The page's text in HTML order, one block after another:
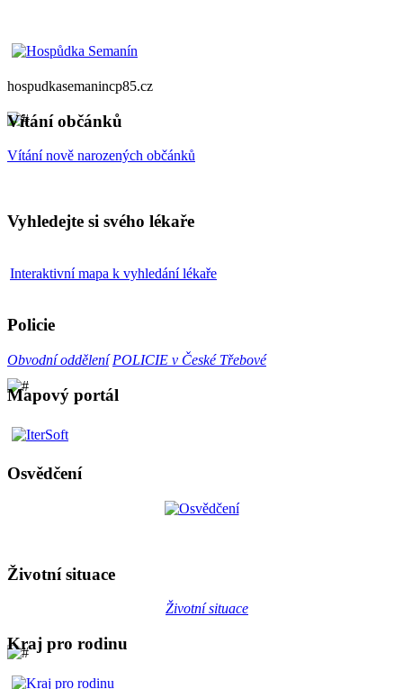
hospudkasemanincp85.cz
Vítání občánků
Vítání nově narozených občánků
Vyhledejte si svého lékaře
Interaktivní mapa k vyhledání lékaře
Policie
Obvodní oddělení POLICIE v České Třebové
Mapový portál
Osvědčení
Životní situace
Životní situace
Kraj pro rodinu